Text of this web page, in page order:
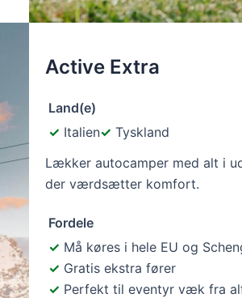
Active Extra
Land(e)
Italien
Tyskland
Lækker autocamper med alt i
der værdsætter komfort.
Fordele
Må køres i hele EU og
Gratis ekstra fører
Perfekt til eventyr væk fra